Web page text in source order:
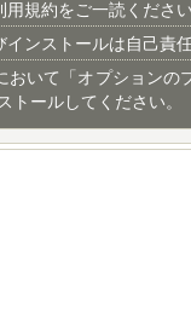
規約をご一読ください
ンストールは自己責
いて「オプションの
トールしてください。